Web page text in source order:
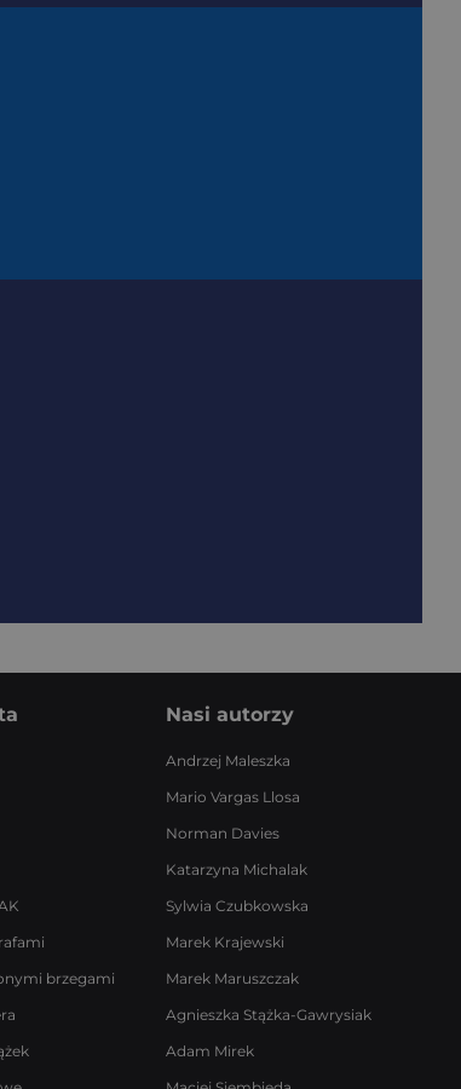
brzegami
Nasi autorzy
Andrzej Maleszka
Mario Vargas Llosa
Norman Davies
Katarzyna Michalak
Sylwia Czubkowska
Marek Krajewski
Marek Maruszczak
Agnieszka Stążka-Gawrysiak
Adam Mirek